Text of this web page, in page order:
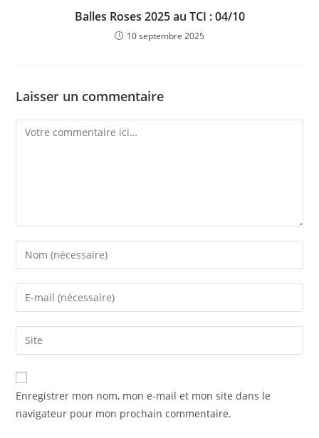
Balles Roses 2025 au TCI : 04/10
10 septembre 2025
Laisser un commentaire
Comment
Enter
your
name
comment
Enter
your
email
address
comment
Saisir
l’URL
de
votre
(facultatif)
Enregistrer mon nom, mon e-mail et mon site dans le
navigateur pour mon prochain commentaire.